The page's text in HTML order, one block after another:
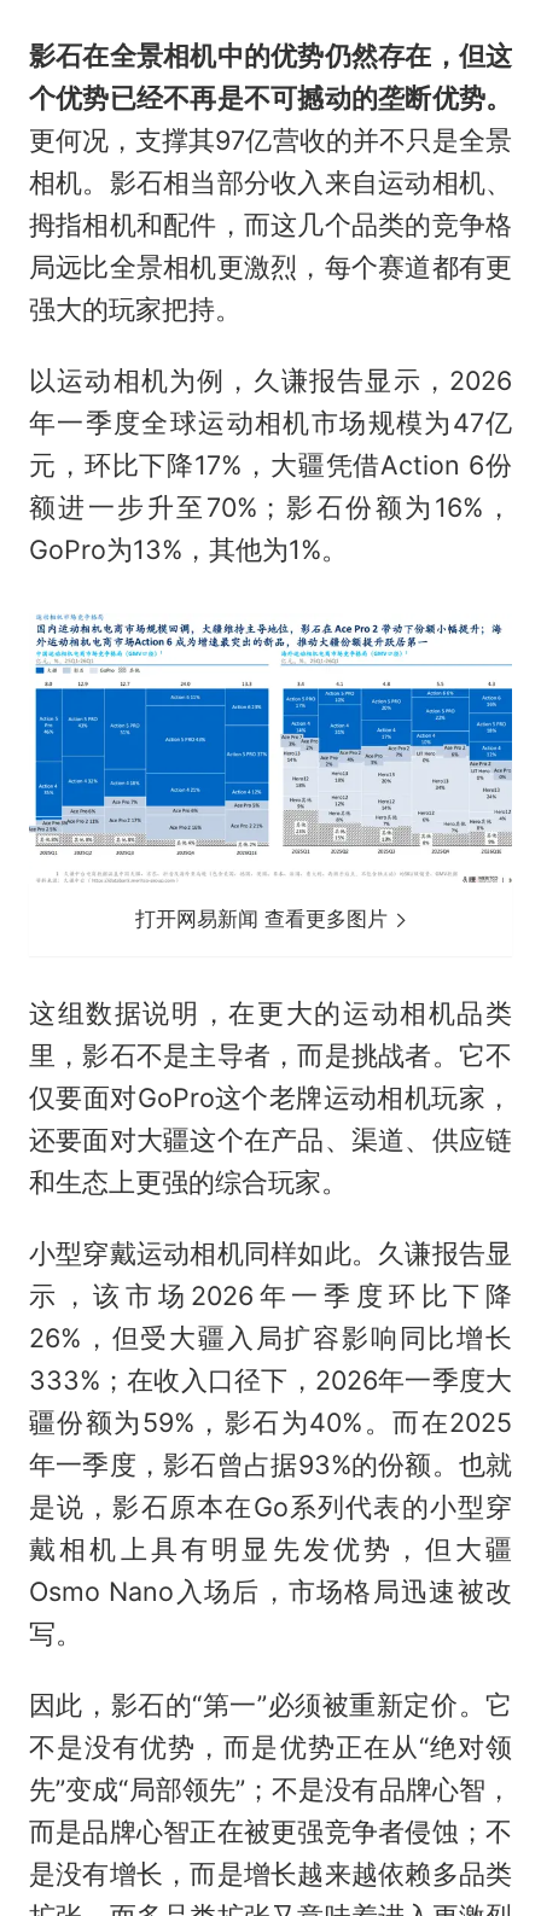
影石在全景相机中的优势仍然存在，但这
个优势已经不再是不可撼动的垄断优势。
更何况，支撑其97亿营收的并不只是全景
相机。影石相当部分收入来自运动相机、
拇指相机和配件，而这几个品类的竞争格
局远比全景相机更激烈，每个赛道都有更
强大的玩家把持。
以运动相机为例，久谦报告显示，2026
年一季度全球运动相机市场规模为47亿
元，环比下降17%，大疆凭借Action 6份
额进一步升至70%；影石份额为16%，
GoPro为13%，其他为1%。
打开网易新闻 查看更多图片
这组数据说明，在更大的运动相机品类
里，影石不是主导者，而是挑战者。它不
仅要面对GoPro这个老牌运动相机玩家，
还要面对大疆这个在产品、渠道、供应链
和生态上更强的综合玩家。
小型穿戴运动相机同样如此。久谦报告显
示，该市场2026年一季度环比下降
26%，但受大疆入局扩容影响同比增长
333%；在收入口径下，2026年一季度大
疆份额为59%，影石为40%。而在2025
年一季度，影石曾占据93%的份额。也就
是说，影石原本在Go系列代表的小型穿
戴相机上具有明显先发优势，但大疆
Osmo Nano入场后，市场格局迅速被改
写。
因此，影石的“第一”必须被重新定价。它
不是没有优势，而是优势正在从“绝对领
先”变成“局部领先”；不是没有品牌心智，
而是品牌心智正在被更强竞争者侵蚀；不
是没有增长，而是增长越来越依赖多品类